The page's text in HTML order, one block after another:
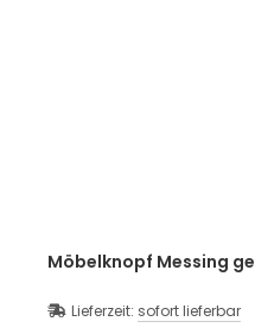
Möbelknopf Messing
Lieferzeit: sofort lieferbar